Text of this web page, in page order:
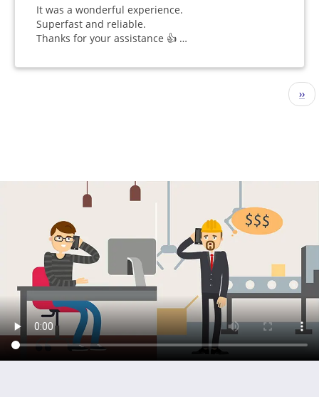
It was a wonderful experience.
Superfast and reliable.
Thanks for your assistance 👍 …
››